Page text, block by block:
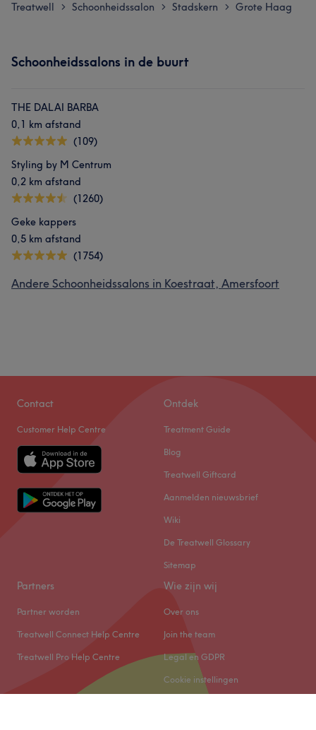
Treatwell > Schoonheidssalon > Stadskern > Grote Haag
Schoonheidssalons in de buurt
THE DALAI BARBA
0,1 km afstand
(109)
Styling by M Centrum
0,2 km afstand
(1260)
Geke kappers
0,5 km afstand
(1754)
Andere Schoonheidssalons in Koestraat, Amersfoort
Contact
Customer Help Centre
Ontdek
Treatment Guide
Blog
Treatwell Giftcard
Aanmelden nieuwsbrief
Wiki
De Treatwell Glossary
Sitemap
Partners
Partner worden
Treatwell Connect Help Centre
Treatwell Pro Help Centre
Wie zijn wij
Over ons
Join the team
Legal en GDPR
Cookie instellingen